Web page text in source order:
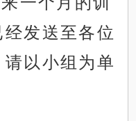
发送至各位
以小组为单